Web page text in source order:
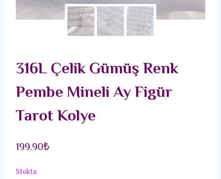
316L Çelik Gümüş Renk
Pembe Mineli Ay Figür
Tarot Kolye
199.90₺
Stokta